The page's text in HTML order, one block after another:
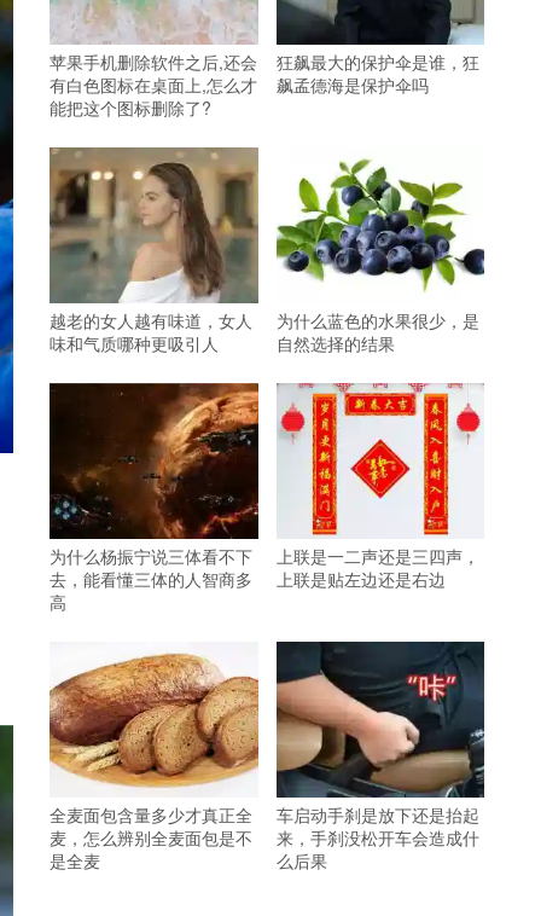
苹果手机删除软件之后,还会
有白色图标在桌面上,怎么才
能把这个图标删除了?
狂飙最大的保护伞是谁，狂
飙孟德海是保护伞吗
越老的女人越有味道，女人
味和气质哪种更吸引人
为什么蓝色的水果很少，是
自然选择的结果
为什么杨振宁说三体看不下
去，能看懂三体的人智商多
高
上联是一二声还是三四声，
上联是贴左边还是右边
全麦面包含量多少才真正全
麦，怎么辨别全麦面包是不
是全麦
车启动手刹是放下还是抬起
来，手刹没松开车会造成什
么后果